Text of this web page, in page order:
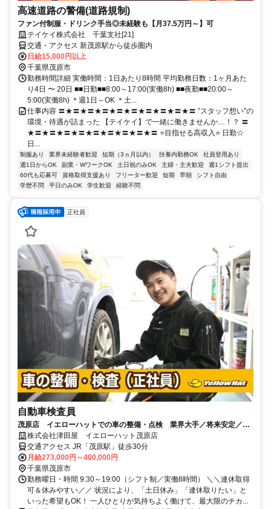
高速道路の警備(道路規制)
ファン付制服・ドリンク手当◎未経験も【月37.5万円～】可
テイケイ株式会社 千葉支社[21]
交通・アクセス 新茂原駅から徒歩圏内
日給15,000円以上
千葉県茂原市
勤務時間詳細 実働時間：1日あたり8時間 平均勤務日数：1ヶ月あた
り4日 〜 20日 ■■日勤■■8:00～17:00(実働8h) ■■夜勤■■20:00～
5:00(実働8h) ＊週1日～OK ＊土...
仕事内容 〓★〓★〓★〓★〓★〓★〓★〓★〓★〓 ”スタッフ想い”の
環境・待遇が詰まった 【テイケイ】で一緒に働きませんか…！？ 〓
★〓★〓★〓★〓★〓★〓★〓★〓★〓 ⭐目指せる高収入⭐ 日勤☆
日...
制服あり 業界未経験者歓迎 短期（3ヵ月以内） 扶養内勤務OK
社員登用あり
週1日からOK
副業・WワークOK 土日祝のみOK 主婦・主夫歓迎
週1シフト提出
60代も応募可
資格取得支援あり フリーター歓迎 短期 早朝
シフト自由
学歴不問
平日のみOK 学生歓迎 経験不問
正社員
自動車検査員
茂原店 イエローハットでの車の整備・点検 業界大手／将来安定／未
経験から資格取得など働く環境◎
株式会社津田屋 イエローハット茂原店
交通アクセス JR「茂原駅」徒歩30分
月給273,000円～400,000円
千葉県茂原市
勤務曜日・時間 9:30～19:00（シフト制／実働8時間） ＼＼連休取得
可＆休みやすい／／ 状況により、「土日休み」「連休取りたい」と
いった希望もOK！ 一人ひとりが気持ちよく働けて、最大限のチカ...